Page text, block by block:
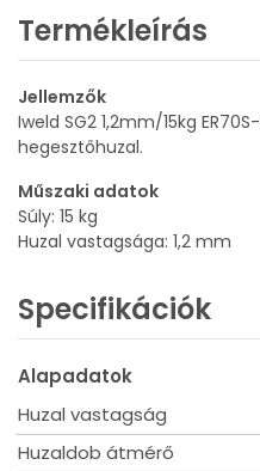
Termékleírás
Jellemzők
Iweld SG2 1,2mm/15kg
hegesztőhuzal.
Műszaki adatok
Súly: 15 kg
Huzal vastagsága: 1,2 mm
Specifikációk
Alapadatok
Huzal vastagság
Huzaldob átmérő